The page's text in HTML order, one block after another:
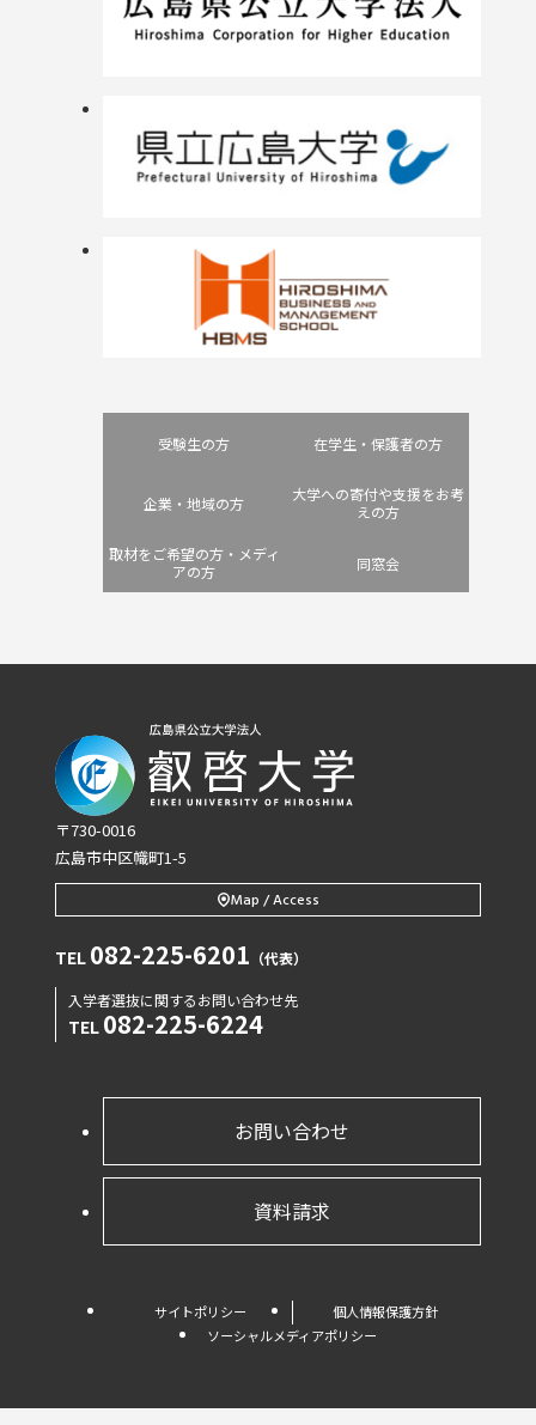
受験生の方 在学生・保護者の方
企業・地域の方
大学への寄付や支援をお考
えの方
取材をご希望の方・メディ
アの方
同窓会
〒730-0016
広島市中区幟町1-5
Map / Access
TEL 082-225-6201 （代表）
入学者選抜に関するお問い合わせ先
TEL 082-225-6224
お問い合わせ
資料請求
サイトポリシー
個人情報保護方針
ソーシャルメディアポリシー